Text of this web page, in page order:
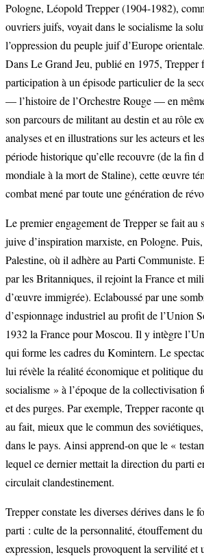
Pologne, Léopold Trepper (1904-1982),
ouvriers juifs, voyait dans le socialisme la
l’oppression du peuple juif d’Europe orientale.
Dans Le Grand Jeu, publié en 1975, Trepper
participation à un épisode particulier de la
— l’histoire de l’Orchestre Rouge — en
son parcours de militant au destin et au rôle
analyses et en illustrations sur les acteurs et
période historique qu’elle recouvre (de la fin
mondiale à la mort de Staline), cette œuvre
combat mené par toute une génération de
Le premier engagement de Trepper se fait au
juive d’inspiration marxiste, en Pologne.
Palestine, où il adhère au Parti Communiste.
par les Britanniques, il rejoint la France et
d’œuvre immigrée). Eclaboussé par une
d’espionnage industriel au profit de l’Union
1932 la France pour Moscou. Il y intègre
qui forme les cadres du Komintern. Le
lui révèle la réalité économique et politique
socialisme » à l’époque de la collectivisation
et des purges. Par exemple, Trepper raconte
au fait, mieux que le commun des
dans le pays. Ainsi apprend-on que le «
lequel ce dernier mettait la direction du parti
circulait clandestinement.
Trepper constate les diverses dérives dans le
parti : culte de la personnalité, étouffement
expression, lesquels provoquent la servilité et